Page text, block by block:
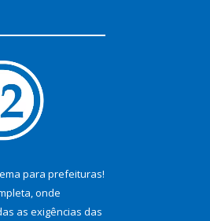
para prefeituras!
onde
as exigências das